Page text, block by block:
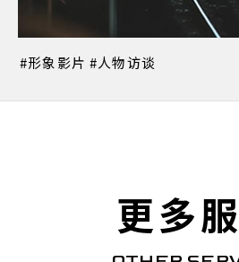
形象影片 人物访谈
更多